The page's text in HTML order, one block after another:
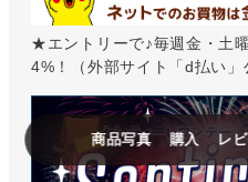
★エントリーで♪毎週金・土
4%！（外部サイト「d払い」
商品写真 購入 レ